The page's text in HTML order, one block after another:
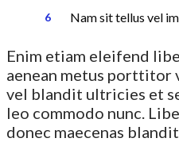
Nam sit tellus vel
Enim etiam eleifend
aenean metus porttitor
vel blandit ultricies et
leo commodo nunc.
donec maecenas